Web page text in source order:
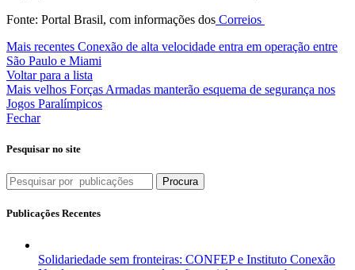
Fonte: Portal Brasil, com informações dos Correios
Mais recentes Conexão de alta velocidade entra em operação entre
São Paulo e Miami
Voltar para a lista
Mais velhos Forças Armadas manterão esquema de segurança nos
Jogos Paralímpicos
Fechar
Pesquisar no site
Procura
Publicações Recentes
Solidariedade sem fronteiras: CONFEP e Instituto Conexão